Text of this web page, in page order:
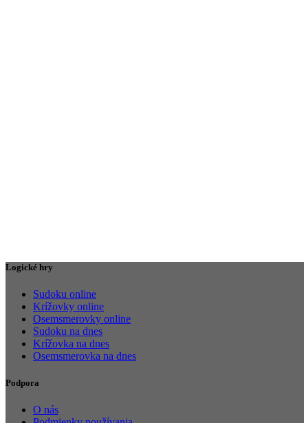
Logické hry
Sudoku online
Krížovky online
Osemsmerovky online
Sudoku na dnes
Krížovka na dnes
Osemsmerovka na dnes
Podpora
O nás